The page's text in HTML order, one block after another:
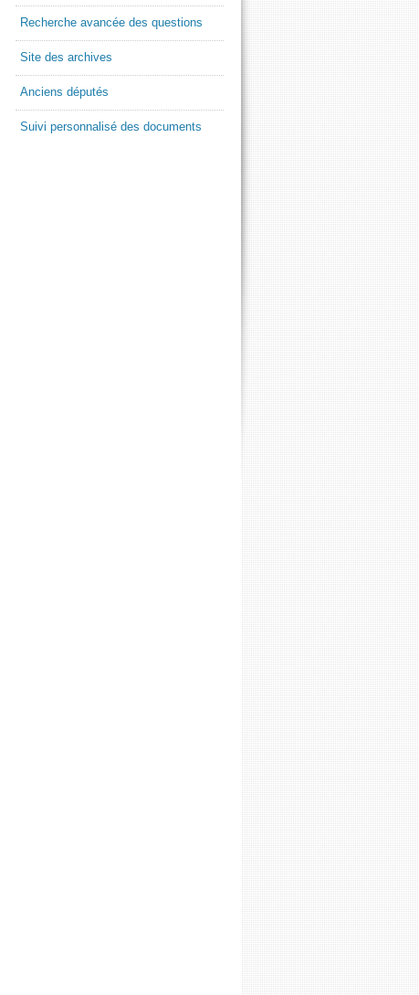
Recherche avancée des questions
Site des archives
Anciens députés
Suivi personnalisé des documents